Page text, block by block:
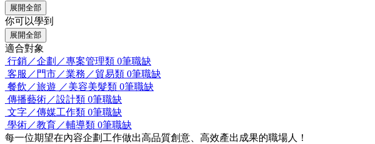
展開全部
你可以學到
展開全部
適合對象
行銷／企劃／專案管理類 0筆職缺
客服／門市／業務／貿易類 0筆職缺
餐飲／旅遊 ／美容美髮類 0筆職缺
傳播藝術／設計類 0筆職缺
文字／傳媒工作類 0筆職缺
學術／教育／輔導類 0筆職缺
每一位期望在內容企劃工作做出高品質創意、高效產出成果的職場人！